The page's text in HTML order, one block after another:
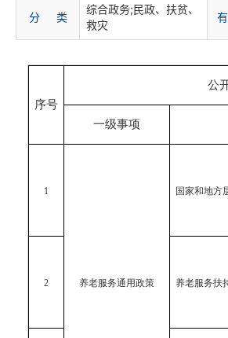
分 类
综合政务;民政、扶贫、
救灾
序号
公
一级事项
1
养老服务通用政策
国家和地方
2 养老服务扶